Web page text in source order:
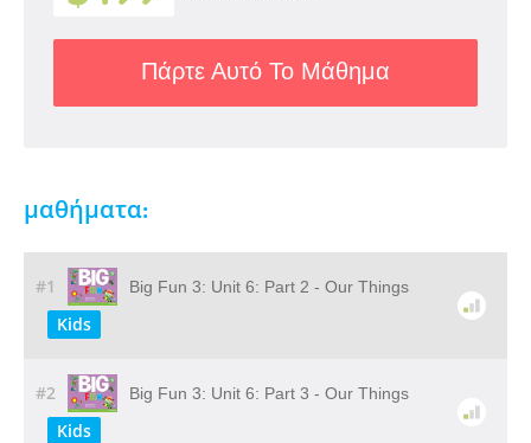
Πάρτε Αυτό Το Μάθημα
μαθήματα:
#1 Big Fun 3: Unit 6: Part 2 - Our Things
Kids
#2 Big Fun 3: Unit 6: Part 3 - Our Things
Kids